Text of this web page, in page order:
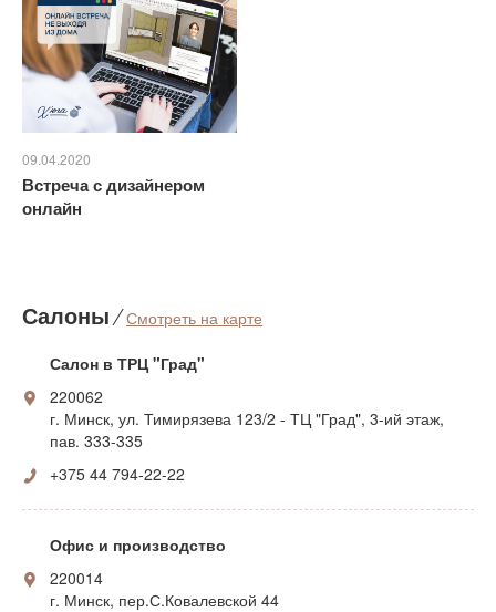
09.04.2020
Встреча с дизайнером
онлайн
Салоны⁄Смотреть на карте
Салон в ТРЦ "Град"
220062
г. Минск, ул. Тимирязева 123/2 - ТЦ "Град", 3-ий этаж,
пав. 333-335
+375 44 794-22-22
Офис и производство
220014
г. Минск, пер.С.Ковалевской 44